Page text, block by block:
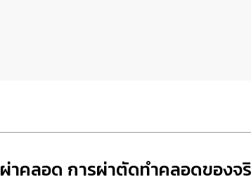
ผ่าคลอด การผ่าตัดทำคลอดของจ